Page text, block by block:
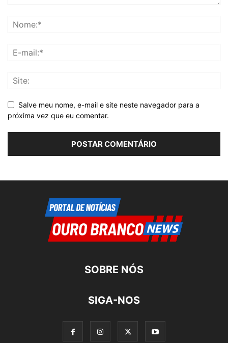
Salve meu nome, e-mail e site neste navegador para a
próxima vez que eu comentar.
SOBRE NÓS
SIGA-NOS